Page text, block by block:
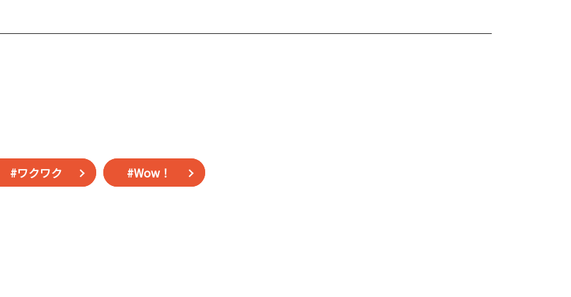
#ワクワク #Wow！